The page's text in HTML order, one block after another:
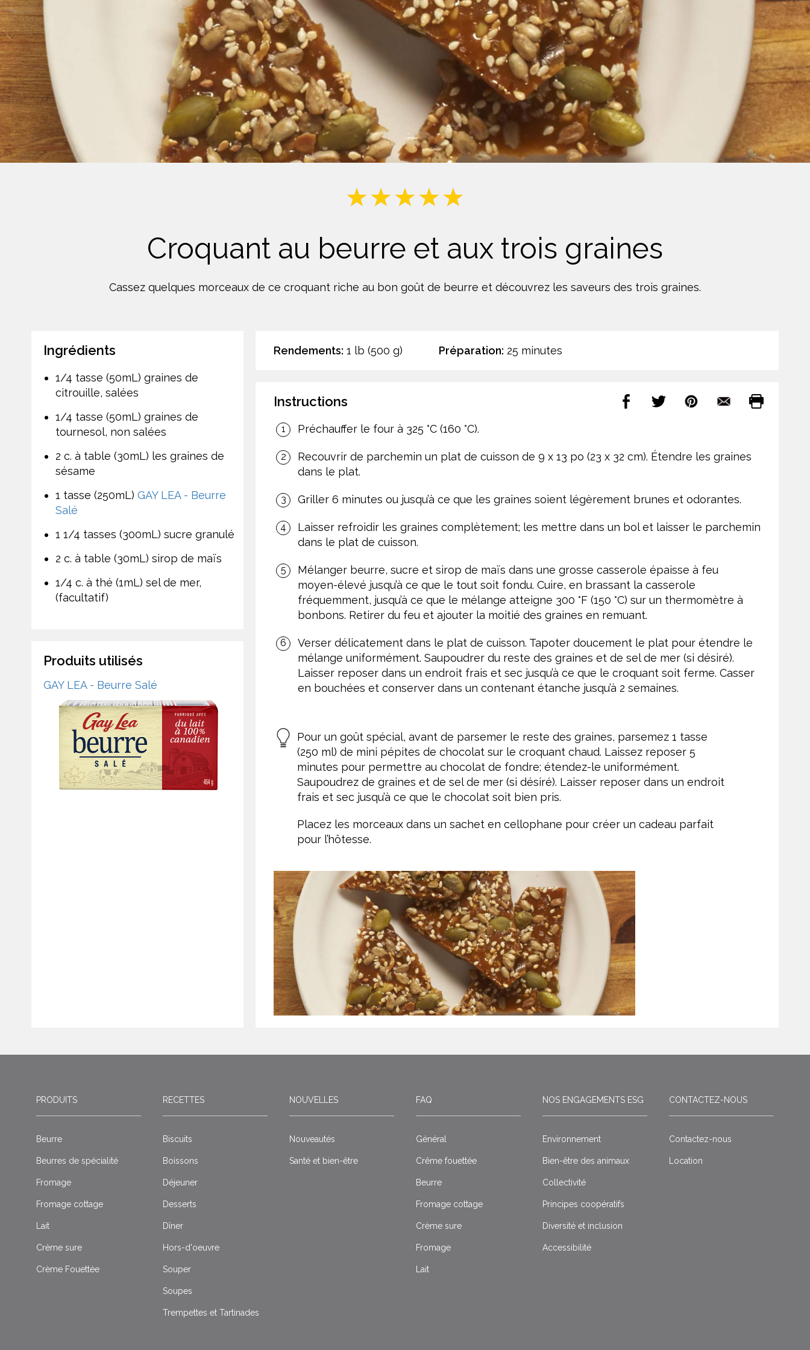
Crème Fouettée Desserts
Boissons
Biscuits
Lait
Yogourt
Croquant au beurre et aux trois graines
Cassez quelques morceaux de ce croquant riche au bon goût de beurre et découvrez les saveurs des trois graines.
Rendements: 1 lb (500 g) Préparation: 25 minutes
Instructions
Préchauffer le four à 325 °C (160 °C).
Recouvrir de parchemin un plat de cuisson de 9 x 13 po (23 x 32 cm). Étendre les graines
dans le plat.
Griller 6 minutes ou jusqu’à ce que les graines soient légèrement brunes et odorantes.
Laisser refroidir les graines complètement; les mettre dans un bol et laisser le parchemin
dans le plat de cuisson.
Mélanger beurre, sucre et sirop de maïs dans une grosse casserole épaisse à feu
moyen-élevé jusqu’à ce que le tout soit fondu. Cuire, en brassant la casserole
fréquemment, jusqu’à ce que le mélange atteigne 300 °F (150 °C) sur un thermomètre à
bonbons. Retirer du feu et ajouter la moitié des graines en remuant.
Verser délicatement dans le plat de cuisson. Tapoter doucement le plat pour étendre le
mélange uniformément. Saupoudrer du reste des graines et de sel de mer (si désiré).
Laisser reposer dans un endroit frais et sec jusqu’à ce que le croquant soit ferme. Casser
en bouchées et conserver dans un contenant étanche jusqu’à 2 semaines.
Pour un goût spécial, avant de parsemer le reste des graines, parsemez 1 tasse
(250 ml) de mini pépites de chocolat sur le croquant chaud. Laissez reposer 5
minutes pour permettre au chocolat de fondre; étendez-le uniformément.
Saupoudrez de graines et de sel de mer (si désiré). Laisser reposer dans un endroit
frais et sec jusqu’à ce que le chocolat soit bien pris.
Placez les morceaux dans un sachet en cellophane pour créer un cadeau parfait
pour l’hôtesse.
Ingrédients
1/4 tasse (50mL) graines de
citrouille, salées
1/4 tasse (50mL) graines de
tournesol, non salées
2 c. à table (30mL) les graines de
sésame
1 tasse (250mL) GAY LEA - Beurre
Salé
1 1/4 tasses (300mL) sucre granulé
2 c. à table (30mL) sirop de maïs
1/4 c. à thé (1mL) sel de mer,
(facultatif)
Produits utilisés
GAY LEA - Beurre Salé
PRODUITS
Beurre
Beurres de spécialité
Fromage
Fromage cottage
Lait
Crème sure
Crème Fouettée
RECETTES
Biscuits
Boissons
Déjeuner
Desserts
Dîner
Hors-d'oeuvre
Souper
Soupes
Trempettes et Tartinades
NOUVELLES
Nouveautés
Santé et bien-être
FAQ
Général
Crême fouettée
Beurre
Fromage cottage
Crème sure
Fromage
Lait
NOS ENGAGEMENTS ESG
Environnement
Bien-être des animaux
Collectivité
Principes coopératifs
Diversité et inclusion
Accessibilité
CONTACTEZ-NOUS
Contactez-nous
Location